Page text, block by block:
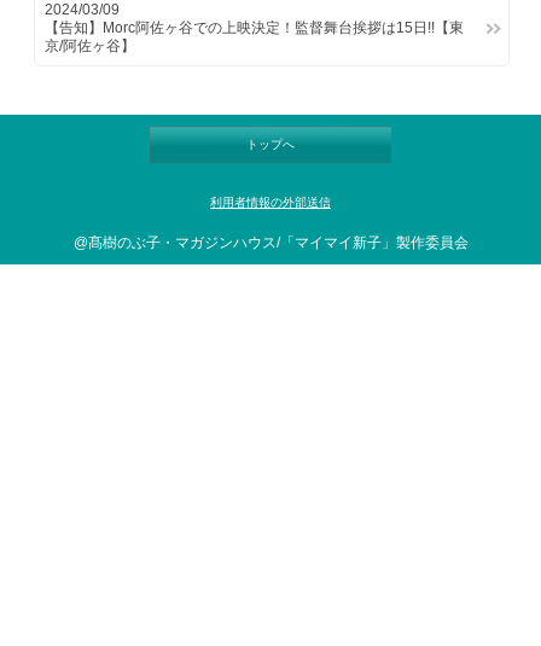
2024/03/09
【告知】Morc阿佐ヶ谷での上映決定！監督舞台挨拶は15日!!【東
京/阿佐ヶ谷】
トップへ
利用者情報の外部送信
@髙樹のぶ子・マガジンハウス/「マイマイ新子」製作委員会